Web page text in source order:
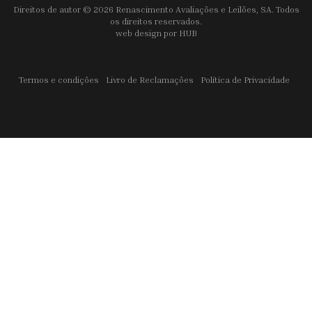
Direitos de autor © 2026 Renascimento Avaliações e Leilões, SA. Todos
os direitos reservados.
web design por HUB
Termos e condições Livro de Reclamações Política de Privacidade